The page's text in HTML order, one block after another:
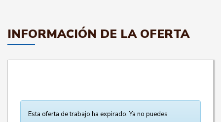
INFORMACIÓN DE LA OFERTA
Esta oferta de trabajo ha expirado. Ya no puedes